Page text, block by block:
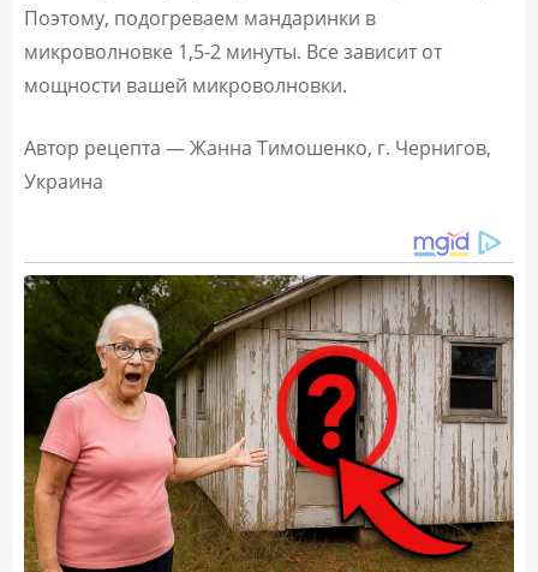
Поэтому, подогреваем мандаринки в
микроволновке 1,5-2 минуты. Все зависит от
мощности вашей микроволновки.
Автор рецепта — Жанна Тимошенко, г. Чернигов,
Украина